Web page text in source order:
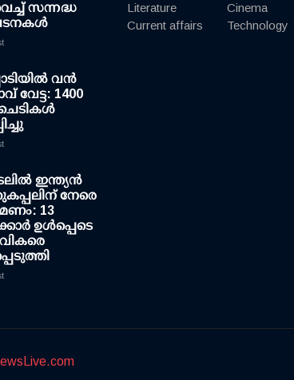
സന്നദ്ധ
വന്‍
വേട്ട: 1400
ഇന്ത്യന്‍
നേരെ
13
ഉള്‍പ്പെടെ
Literature
Current affairs
Cinema
Technology